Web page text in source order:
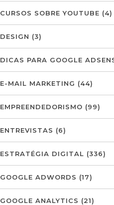
CURSOS SOBRE YOUTUBE (4)
DESIGN (3)
DICAS PARA GOOGLE
E-MAIL MARKETING (44)
EMPREENDEDORISMO (99)
ENTREVISTAS (6)
ESTRATÉGIA DIGITAL (336)
GOOGLE ADWORDS (17)
GOOGLE ANALYTICS (21)